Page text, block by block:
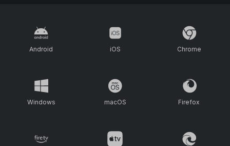
Android iOS Chrome
Windows macOS Firefox